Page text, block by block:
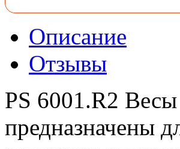
Описание
Отзывы
PS 6001.R2
предназначены